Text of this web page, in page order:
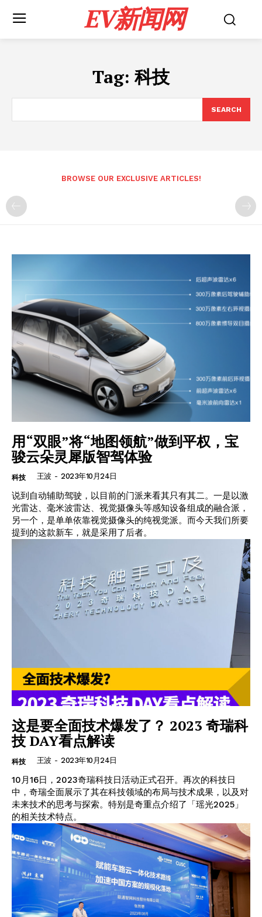
EV新闻网
Tag: 科技
SEARCH
BROWSE OUR EXCLUSIVE ARTICLES!
用“双眼”将“地图领航”做到平权，宝
骏云朵灵犀版智驾体验
科技 王波 - 2023年10月24日
说到自动辅助驾驶，以目前的门派来看其只有其二。一是以激
光雷达、毫米波雷达、视觉摄像头等感知设备组成的融合派，
另一个，是单单依靠视觉摄像头的纯视觉派。而今天我们所要
提到的这款新车，就是采用了后者。
这是要全面技术爆发了？ 2023 奇瑞科
技 DAY看点解读
科技 王波 - 2023年10月24日
10月16日，2023奇瑞科技日活动正式召开。再次的科技日
中，奇瑞全面展示了其在科技领域的布局与技术成果，以及对
未来技术的思考与探索。特别是奇重点介绍了「瑶光2025」
的相关技术特点。